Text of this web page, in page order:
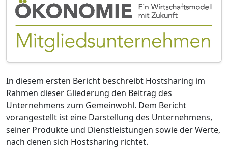
In diesem ersten Bericht beschreibt Hostsharing im
Rahmen dieser Gliederung den Beitrag des
Unternehmens zum Gemeinwohl. Dem Bericht
vorangestellt ist eine Darstellung des Unternehmens,
seiner Produkte und Dienstleistungen sowie der Werte,
nach denen sich Hostsharing richtet.